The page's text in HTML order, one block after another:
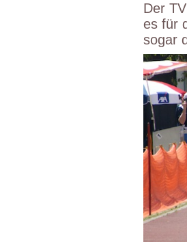
Der
es für
sogar